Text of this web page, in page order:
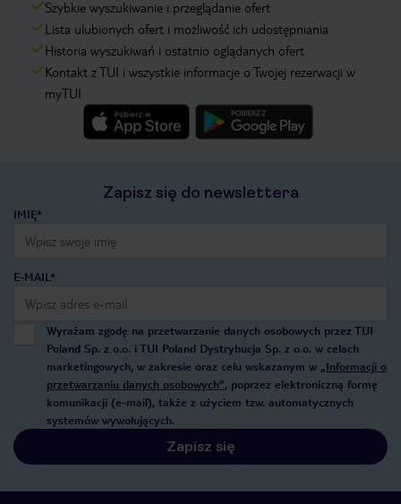
Szybkie wyszukiwanie i przeglądanie ofert
Lista ulubionych ofert i możliwość ich udostępniania
Historia wyszukiwań i ostatnio oglądanych ofert
Kontakt z TUI i wszystkie informacje o Twojej rezerwacji w
myTUI
Zapisz się do newslettera
IMIĘ*
E-MAIL*
Wyrażam zgodę na przetwarzanie danych osobowych przez TUI
Poland Sp. z o.o. i TUI Poland Dystrybucja Sp. z o.o. w celach
marketingowych, w zakresie oraz celu wskazanym w „Informacji o
przetwarzaniu danych osobowych”, poprzez elektroniczną formę
komunikacji (e-mail), także z użyciem tzw. automatycznych
systemów wywołujących.
Zapisz się